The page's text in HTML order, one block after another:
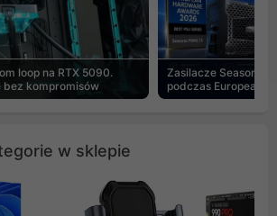
loop na RTX 5090.
bez kompromisów
Zasilacze Seasonic
podczas European
w sklepie